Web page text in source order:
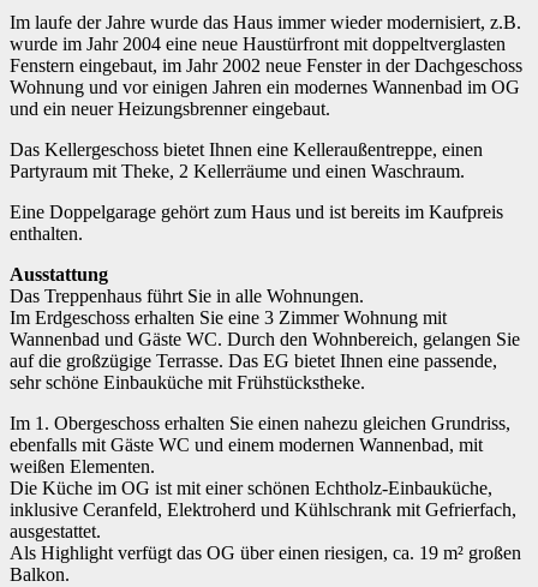
Im laufe der Jahre wurde das Haus immer wieder modernisiert, z.B.
wurde im Jahr 2004 eine neue Haustürfront mit doppeltverglasten
Fenstern eingebaut, im Jahr 2002 neue Fenster in der Dachgeschoss
Wohnung und vor einigen Jahren ein modernes Wannenbad im OG
und ein neuer Heizungsbrenner eingebaut.
Das Kellergeschoss bietet Ihnen eine Kelleraußentreppe, einen
Partyraum mit Theke, 2 Kellerräume und einen Waschraum.
Eine Doppelgarage gehört zum Haus und ist bereits im Kaufpreis
enthalten.
Ausstattung
Das Treppenhaus führt Sie in alle Wohnungen.
Im Erdgeschoss erhalten Sie eine 3 Zimmer Wohnung mit
Wannenbad und Gäste WC. Durch den Wohnbereich, gelangen Sie
auf die großzügige Terrasse. Das EG bietet Ihnen eine passende,
sehr schöne Einbauküche mit Frühstückstheke.
Im 1. Obergeschoss erhalten Sie einen nahezu gleichen Grundriss,
ebenfalls mit Gäste WC und einem modernen Wannenbad, mit
weißen Elementen.
Die Küche im OG ist mit einer schönen Echtholz-Einbauküche,
inklusive Ceranfeld, Elektroherd und Kühlschrank mit Gefrierfach,
ausgestattet.
Als Highlight verfügt das OG über einen riesigen, ca. 19 m² großen
Balkon.